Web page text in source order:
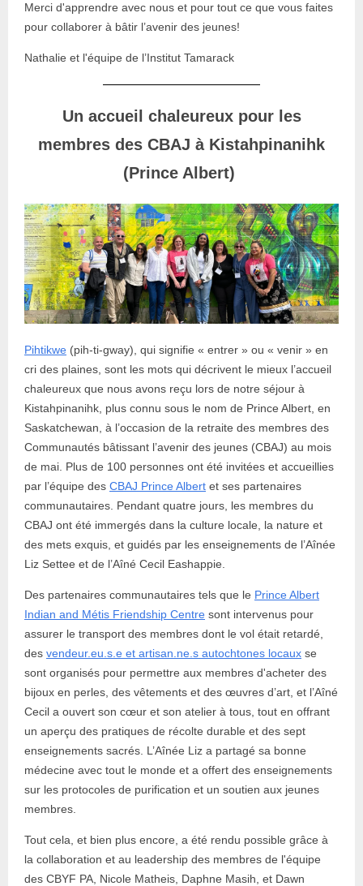
Merci d'apprendre avec nous et pour tout ce que vous faites
pour collaborer à bâtir l’avenir des jeunes!
Nathalie et l'équipe de l’Institut Tamarack
Un accueil chaleureux pour les
membres des CBAJ à Kistahpinanihk
(Prince Albert)
Pihtikwe (pih-ti-gway), qui signifie « entrer » ou « venir » en
cri des plaines, sont les mots qui décrivent le mieux l’accueil
chaleureux que nous avons reçu lors de notre séjour à
Kistahpinanihk, plus connu sous le nom de Prince Albert, en
Saskatchewan, à l’occasion de la retraite des membres des
Communautés bâtissant l’avenir des jeunes (CBAJ) au mois
de mai. Plus de 100 personnes ont été invitées et accueillies
par l’équipe des CBAJ Prince Albert et ses partenaires
communautaires. Pendant quatre jours, les membres du
CBAJ ont été immergés dans la culture locale, la nature et
des mets exquis, et guidés par les enseignements de l’Aînée
Liz Settee et de l’Aîné Cecil Eashappie.
Des partenaires communautaires tels que le Prince Albert
Indian and Métis Friendship Centre sont intervenus pour
assurer le transport des membres dont le vol était retardé,
des vendeur.eu.s.e et artisan.ne.s autochtones locaux se
sont organisés pour permettre aux membres d'acheter des
bijoux en perles, des vêtements et des œuvres d’art, et l’Aîné
Cecil a ouvert son cœur et son atelier à tous, tout en offrant
un aperçu des pratiques de récolte durable et des sept
enseignements sacrés. L’Aînée Liz a partagé sa bonne
médecine avec tout le monde et a offert des enseignements
sur les protocoles de purification et un soutien aux jeunes
membres.
Tout cela, et bien plus encore, a été rendu possible grâce à
la collaboration et au leadership des membres de l'équipe
des CBYF PA, Nicole Matheis, Daphne Masih, et Dawn